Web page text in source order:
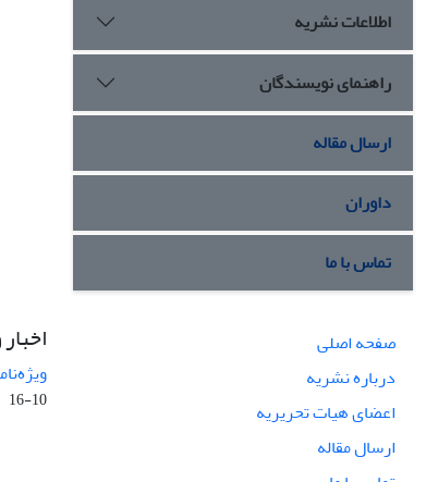
اطلاعات نشریه
راهنمای نویسندگان
ارسال مقاله
داوران
تماس با ما
صفحه اصلی
درباره نشریه
اعضای هیات تحریریه
ارسال مقاله
10-16